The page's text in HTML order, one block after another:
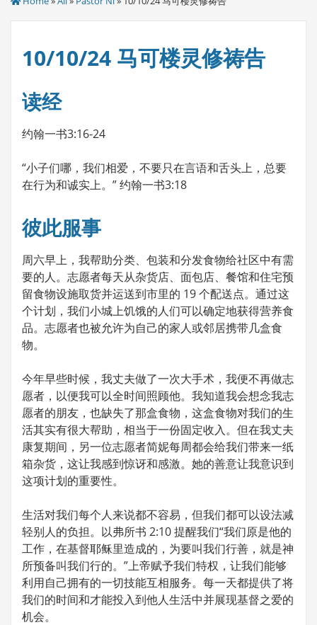
10/10/24 马可楼灵修祷告
读经
约翰一书3:16-24
“小子们哪，我们相爱，不要只在言语和舌头上，总要
在行为和诚实上。” 约翰一书3:18
彼此服事
周六早上，我帮助分类、包装和分发食物给社区中有需
要的人。志愿者每天从杂货店、面包店、餐馆和住宅预
留食物设施取货并运送到市里的 19 个配送点。通过这
个计划，我们小城上饥饿的人们可以确定地获得营养食
品。志愿者也被允许为自己的家人或邻居携带几盒食
物。
今年早些时候，我丈夫做了一次大手术，我便不再做志
愿者，以便我可以全时间照顾他。我知道我会想念我志
愿者的朋友，也缺失了那盒食物，这盒食物对我们的生
活其实有很大帮助，相当于一份固定收入。但在我丈夫
康复期间，另一位志愿者简妮每周都会给我们带来一纸
箱杂货，这让我感到惊讶和感激。她的善意让我意识到
这项计划的重要性。
生活对我们每个人来说都不容易，但我们都可以设法减
轻别人的负担。以弗所书 2:10 提醒我们“我们原是他的
工作，在基督耶稣里造成的，为要叫我们行善，就是神
所预备叫我们行的。”上帝赋予我们特权，让我们能够
利用自己拥有的一切技能互相服务。每一天都提供了将
我们的时间和才能投入到他人生活中并展现基督之爱的
机会。